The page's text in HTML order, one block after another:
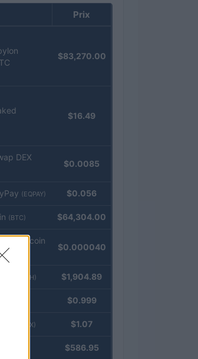
Prix
$83,270.00
$16.49
DEX
$0.0085
(EQPAY) $0.056
(BTC) $64,304.00
Stablecoin
$0.000040
(ETH) $1,904.89
$0.999
(USDEX) $1.07
$586.95